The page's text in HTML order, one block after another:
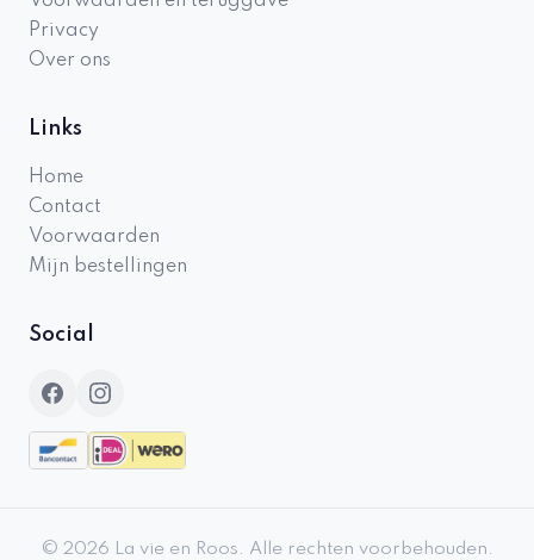
Privacy
Over ons
Links
Home
Contact
Voorwaarden
Mijn bestellingen
Social
© 2026 La vie en Roos. Alle rechten voorbehouden.